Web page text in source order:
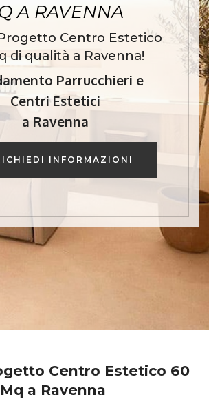
A RAVENNA
Centro Estetico
di qualità a Ravenna!
Parrucchieri e
Centri Estetici
a Ravenna
INFORMAZIONI
Centro Estetico 60
Mq a Ravenna